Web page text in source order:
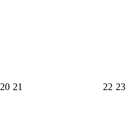
20 21 22 23